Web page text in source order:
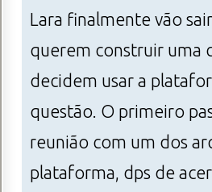
Lara finalmente vão
querem construir uma
decidem usar a
questão. O primeiro
reunião com um dos
plataforma, dps de